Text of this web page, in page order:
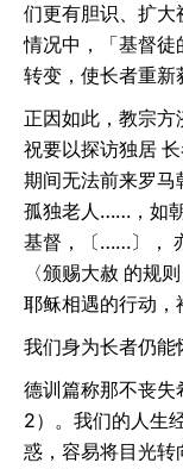
们更有胆识、扩
情况中，「基督徒
转变，使长者重新
正因如此，教宗
祝要以探访独居
期间无法前来罗
孤独老人……，如
基督，〔……〕，
〈颁赐大赦 的规
耶稣相遇的行动，
我们身为长者仍能
德训篇称那不丧失
2）。我们的人生
惑，容易将目光转